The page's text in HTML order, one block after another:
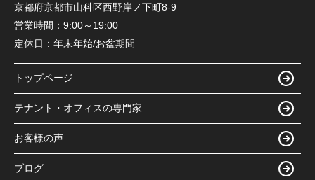
京都府京都市山科区西野岸ノ下町8-9
営業時間： 9:00～19:00
定休日： 年末年始/お盆期間
トップページ
テナント・オフィスの専門家
お客様の声
ブログ